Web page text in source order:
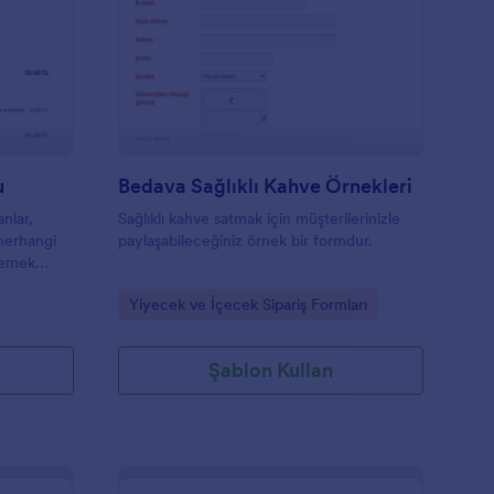
Ön Sipariş Formu
form ile
saatini
ve
Bedava Sağlıklı Kahve Örnekleri
Sağlıklı kahve satmak için müşterilerinizle
paylaşabileceğiniz örnek bir formdur.
Go to Category:
Yiyecek ve İçecek Sipariş Formları
Şablon Kullan